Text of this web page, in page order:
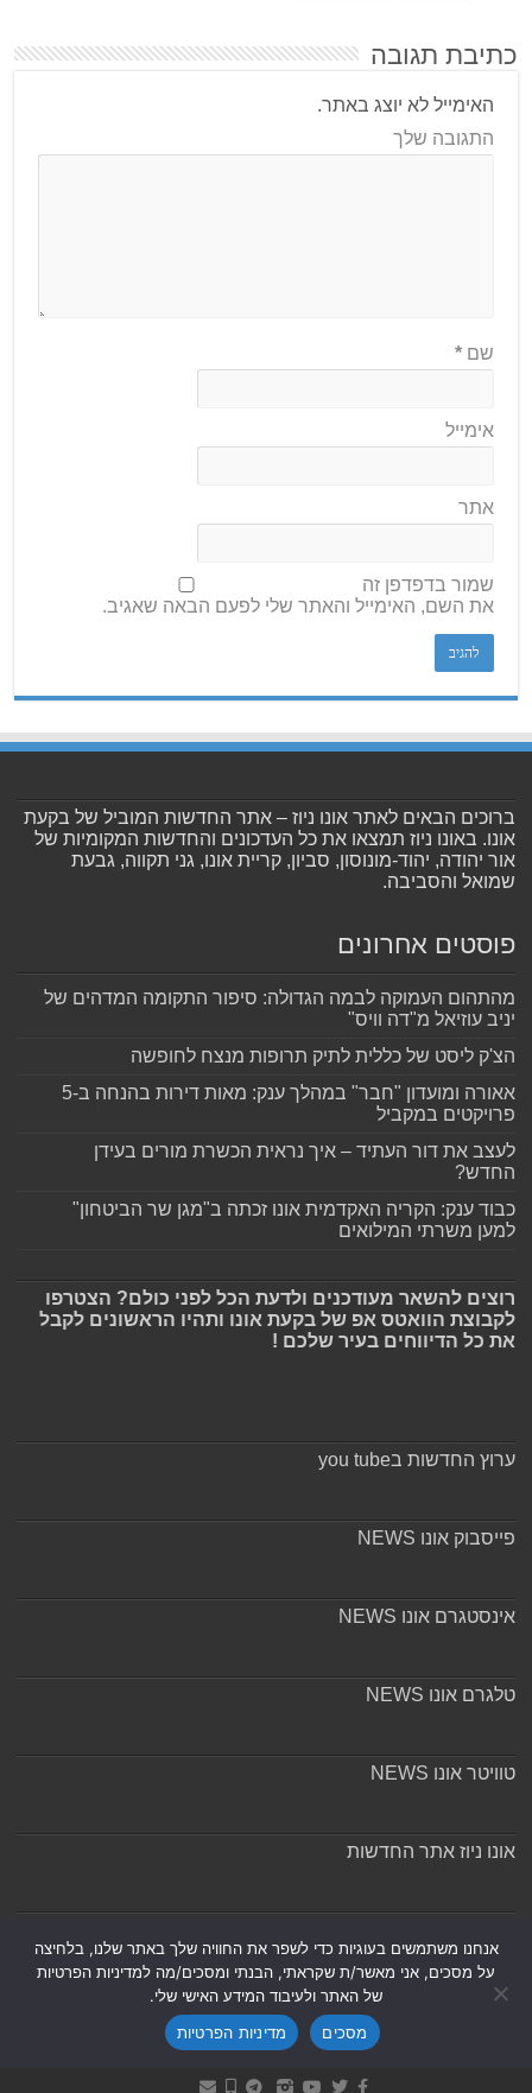
כתיבת תגובה
האימייל לא יוצג באתר.
התגובה שלך
שם*
אימייל
אתר
שמור בדפדפן זה
את השם, האימייל והאתר שלי לפעם הבאה שאגיב.
ברוכים הבאים לאתר אונו ניוז – אתר החדשות המוביל של בקעת
אונו. באונו ניוז תמצאו את כל העדכונים והחדשות המקומיות של
אור יהודה, יהוד-מונוסון, סביון, קריית אונו, גני תקווה, גבעת
שמואל והסביבה.
פוסטים אחרונים
מהתהום העמוקה לבמה הגדולה: סיפור התקומה המדהים של
יניב עוזיאל מ"דה וויס"
הצ'ק ליסט של כללית לתיק תרופות מנצח לחופשה
אאורה ומועדון "חבר" במהלך ענק: מאות דירות בהנחה ב-5
פרויקטים במקביל
לעצב את דור העתיד – איך נראית הכשרת מורים בעידן
החדש?
כבוד ענק: הקריה האקדמית אונו זכתה ב"מגן שר הביטחון"
למען משרתי המילואים
רוצים להשאר מעודכנים ולדעת הכל לפני כולם? הצטרפו
לקבוצת הוואטס אפ של בקעת אונו ותהיו הראשונים לקבל
את כל הדיווחים בעיר שלכם !
ערוץ החדשות בyou tube
פייסבוק אונו NEWS
אינסטגרם אונו NEWS
טלגרם אונו NEWS
טוויטר אונו NEWS
אונו ניוז אתר החדשות
אנחנו משתמשים בעוגיות כדי לשפר את החוויה שלך באתר שלנו, בלחיצה
על מסכים, אני מאשר/ת שקראתי, הבנתי ומסכים/מה למדיניות הפרטיות
של האתר ולעיבוד המידע האישי שלי.
מסכים
מדיניות הפרטיות